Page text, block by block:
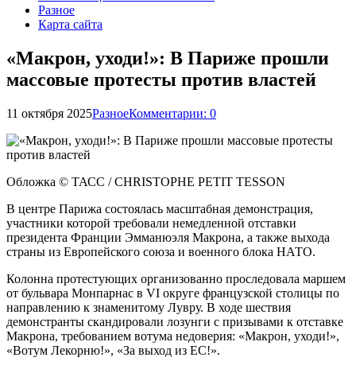
Разное
Карта сайта
«Макрон, уходи!»: В Париже прошли
массовые протесты против властей
11 октября 2025РазноеКомментарии: 0
Обложка © ТАСС / CHRISTOPHE PETIT TESSON
В центре Парижа состоялась масштабная демонстрация,
участники которой требовали немедленной отставки
президента Франции Эмманюэля Макрона, а также выхода
страны из Европейского союза и военного блока НАТО.
Колонна протестующих организованно проследовала маршем
от бульвара Монпарнас в VI округе французской столицы по
направлению к знаменитому Лувру. В ходе шествия
демонстранты скандировали лозунги с призывами к отставке
Макрона, требованием вотума недоверия: «Макрон, уходи!»,
«Вотум Лекорню!», «За выход из ЕС!».